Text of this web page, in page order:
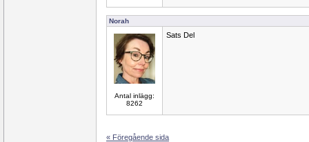
Norah
Antal inlägg:
8262
Sats Del
« Föregående sida